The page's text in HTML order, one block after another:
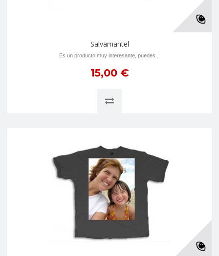
Salvamantel
Es un producto muy interesante, puedes...
15,00 €